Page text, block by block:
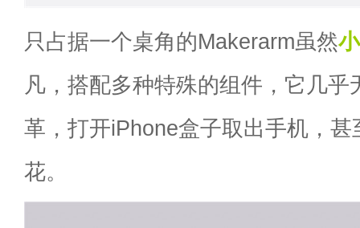
只占据一个桌角的Makerarm虽然
凡，搭配多种特殊的组件，它几乎
革，打开iPhone盒子取出手机，
花。